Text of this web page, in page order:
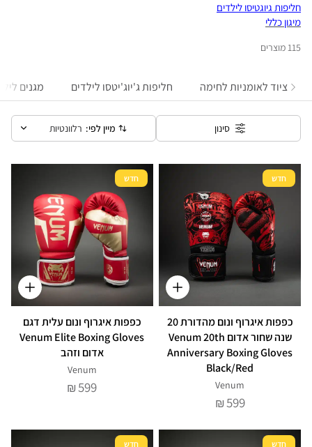
חליפות גיוגטיסו לילדים
מיגון כללי
115 מוצרים
ציוד לאומניות לחימה חליפות ג'יוג'יטסו לילדים מגנים
סינון מיין לפי: רלוונטיות
חדש
כפפות איגרוף ונום מהדורת 20
שנה שחור אדום Venum 20th
Anniversary Boxing Gloves
Black/Red
Venum
₪599
חדש
כפפות איגרוף ונום עלית דגם
Venum Elite Boxing Gloves
אדום וזהב
Venum
₪599
חדש חדש